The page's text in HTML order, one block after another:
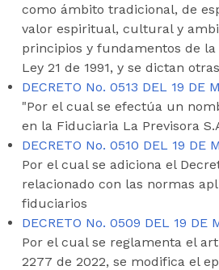
como ámbito tradicional, de
valor espiritual, cultural y
principios y fundamentos de la
Ley 21 de 1991, y se dictan
DECRETO No. 0513 DEL 19 DE
"Por el cual se efectúa un
en la Fiduciaria La Previsora
DECRETO No. 0510 DEL 19 DE
Por el cual se adiciona el
relacionado con las normas
fiduciarios
DECRETO No. 0509 DEL 19 DE
Por el cual se reglamenta el
2277 de 2022, se modifica el